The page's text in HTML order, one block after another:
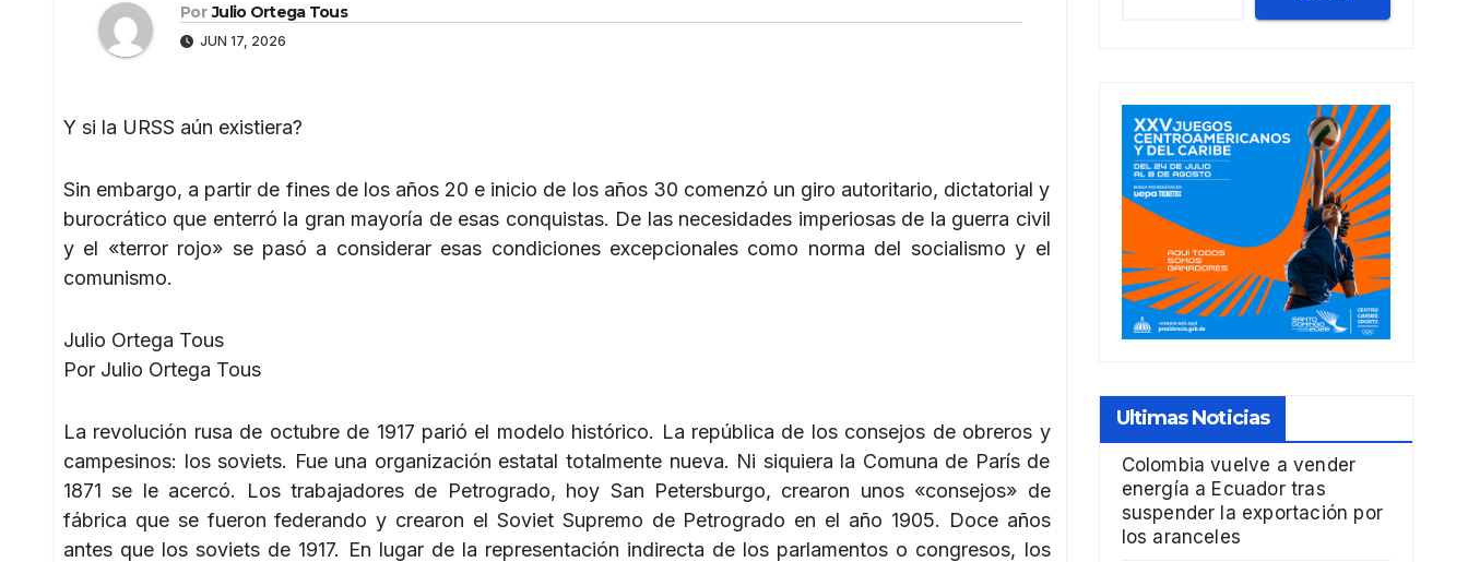
Por Julio Ortega Tous
JUN 17, 2026
Y si la URSS aún existiera?
Sin embargo, a partir de fines de los años 20 e inicio de los años 30 comenzó un giro autoritario, dictatorial y
burocrático que enterró la gran mayoría de esas conquistas. De las necesidades imperiosas de la guerra civil
y el «terror rojo» se pasó a considerar esas condiciones excepcionales como norma del socialismo y el
comunismo.
Julio Ortega Tous
Por Julio Ortega Tous
La revolución rusa de octubre de 1917 parió el modelo histórico. La república de los consejos de obreros y
campesinos: los soviets. Fue una organización estatal totalmente nueva. Ni siquiera la Comuna de París de
1871 se le acercó. Los trabajadores de Petrogrado, hoy San Petersburgo, crearon unos «consejos» de
fábrica que se fueron federando y crearon el Soviet Supremo de Petrogrado en el año 1905. Doce años
antes que los soviets de 1917. En lugar de la representación indirecta de los parlamentos o congresos, los
Ultimas Noticias
Colombia vuelve a vender
energía a Ecuador tras
suspender la exportación por
los aranceles